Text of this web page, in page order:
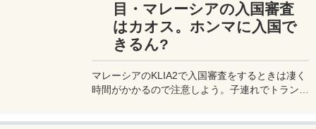
目・マレーシアの入国審査
はカオス。ホンマに入国で
きるん?
マレーシアのKLIA2で入国審査をするときは凄く
時間がかかるので注意しよう。子連れでトランジ